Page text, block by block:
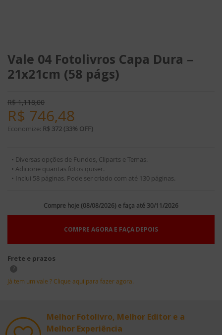
Vale 04 Fotolivros Capa Dura –
21x21cm (58 págs)
R$1,118,00
R$ 746,48
Economize: R$ 372 (33% OFF)
• Diversas opções de Fundos, Cliparts e Temas.
• Adicione quantas fotos quiser.
• Inclui 58 páginas. Pode ser criado com até 130 páginas.
Compre hoje (08/08/2026) e faça até 30/11/2026
COMPRE AGORA E FAÇA DEPOIS
Frete e prazos
?
Já tem um vale ? Clique aqui para fazer agora.
Melhor Fotolivro, Melhor Editor e a
Melhor Experiência